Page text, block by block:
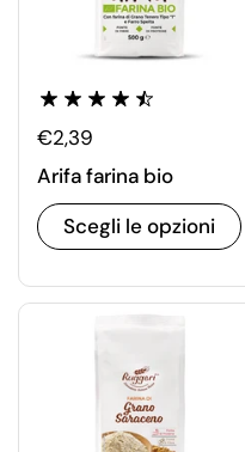
€2,39
Arifa farina bio
Scegli le opzioni